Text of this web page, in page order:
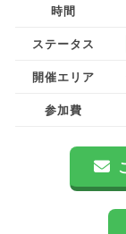
時間
ステータス
開催エリア
参加費